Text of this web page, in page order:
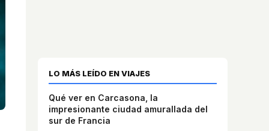
LO MÁS LEÍDO EN VIAJES
Qué ver en Carcasona, la
impresionante ciudad amurallada del
sur de Francia